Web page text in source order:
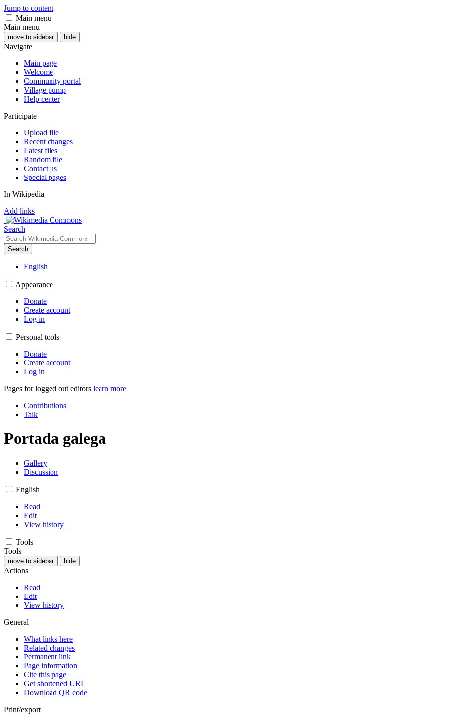
Jump to content
Main menu
Main menu
move to sidebar hide
Navigate
Main page
Welcome
Community portal
Village pump
Help center
Participate
Upload file
Recent changes
Latest files
Random file
Contact us
Special pages
In Wikipedia
Add links
Search
Search
English
Appearance
Donate
Create account
Log in
Personal tools
Donate
Create account
Log in
Pages for logged out editors learn more
Contributions
Talk
Portada galega
Gallery
Discussion
English
Read
Edit
View history
Tools
Tools
move to sidebar hide
Actions
Read
Edit
View history
General
What links here
Related changes
Permanent link
Page information
Cite this page
Get shortened URL
Download QR code
Print/export